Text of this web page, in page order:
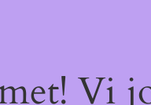
Vi